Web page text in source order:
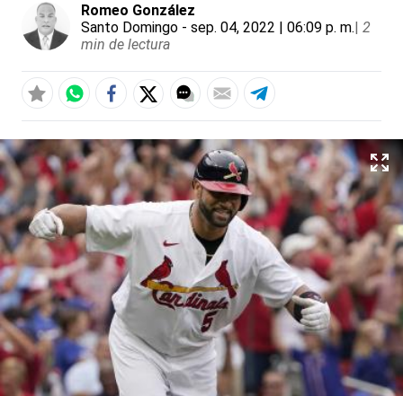
Romeo González
Santo Domingo - sep. 04, 2022 | 06:09 p. m.| 2
min de lectura